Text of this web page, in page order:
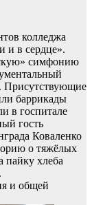
колледжа
и в сердце».
симфонию
Присутствующие
баррикады
в госпитале
гость
Коваленко
о тяжёлых
пайку хлеба
и общей